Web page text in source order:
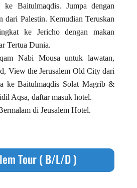
ke Baitulmaqdis. Jumpa dengan
dari Palestin. Kemudian Teruskan
ke Jericho dengan makan
Tertua Dunia.
Nabi Mousa untuk lawatan,
View the Jerusalem Old City dari
ke Baitulmaqdis Solat Magrib &
Aqsa, daftar masuk hotel.
di Jeusalem Hotel.
Tour ( B/L/D )